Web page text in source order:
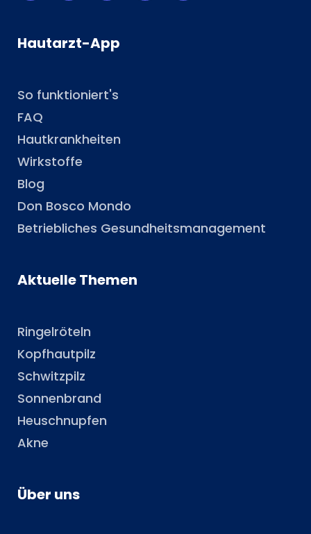
Hautarzt-App
So funktioniert's
FAQ
Hautkrankheiten
Wirkstoffe
Blog
Don Bosco Mondo
Betriebliches Gesundheitsmanagement
Aktuelle Themen
Ringelröteln
Kopfhautpilz
Schwitzpilz
Sonnenbrand
Heuschnupfen
Akne
Über uns